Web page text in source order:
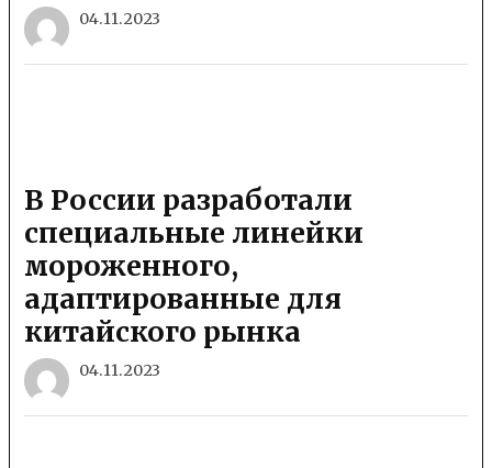
04.11.2023
В России разработали
специальные линейки
мороженного,
адаптированные для
китайского рынка
04.11.2023